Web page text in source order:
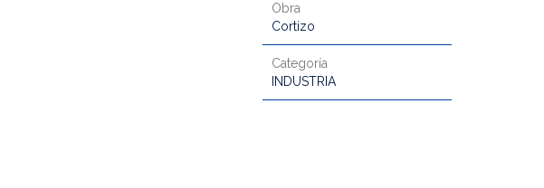
Obra
Cortizo
Categoría
INDUSTRIA